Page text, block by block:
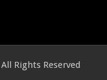
Rights Reserved